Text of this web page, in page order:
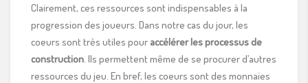
Clairement, ces ressources sont indispensables à la
progression des joueurs. Dans notre cas du jour, les
coeurs sont très utiles pour accélérer les processus de
construction. Ils permettent même de se procurer d’autres
ressources du jeu. En bref, les coeurs sont des monnaies